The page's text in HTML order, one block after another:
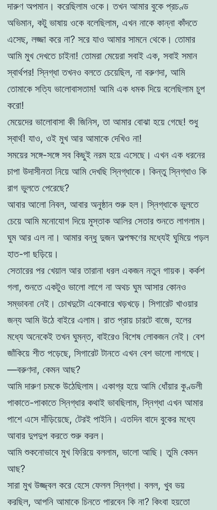
দারুণ অপমান। করেছিলাম ওকে। তখন আমার বুকে প্রচণ্ড
অভিমান, কটু ভাষায় ওকে বলেছিলাম, এখন নাকে কান্না কাঁদতে
এসেছ, লজ্জা করে না? সরে যাও আমার সামনে থেকে। তোমার
আমি মুখ দেখতে চাইনা! তোমরা মেয়েরা সবাই এক, সবাই সমান
স্বার্থপর! স্নিগ্ধা তখনও বলতে চেয়েছিল, না বরুণদা, আমি
তোমাকে সত্যি ভালোবাসতাম! আমি এক ধমক দিয়ে বলেছিলাম চুপ
করো!
মেয়েদের ভালোবাসা কী জিনিস, তা আমার বোঝা হয়ে গেছে! শুধু
স্বার্থ! যাও, ওই মুখ আর আমাকে দেখিও না!
সময়ের সঙ্গে-সঙ্গে সব কিছুই নরম হয়ে এসেছে। এখন এক ধরনের
চাপা উদাসীনতা নিয়ে আমি দেখছি স্নিগ্ধাকে। কিন্তু স্নিগ্ধাও কি
রাগ ভুলতে পেরেছে?
আবার আলো নিবল, আবার অনুষ্ঠান শুরু হল। স্নিগ্ধাকে ভুলতে
চেয়ে আমি মনোযোগ দিয়ে মুস্তাক আলির সেতার শুনতে লাগলাম।
ঘুম আর এল না। আমার বন্ধু দুজন অল্পক্ষণের মধ্যেই ঘুমিয়ে পড়ল
হাত-পা ছড়িয়ে।
সেতারের পর খেয়াল আর তারানা ধরল একজন নতুন গায়ক। কর্কশ
গলা, শুনতে একটুও ভালো লাগে না অথচ ঘুম আসার কোনও
সম্ভাবনা নেই। চোখদুটো একেবারে খড়খড়ে। সিগারেট খাওয়ার
জন্য আমি উঠে বাইরে এলাম। রাত প্রায় চারটে বাজে, হলের
মধ্যে অনেকেই তখন ঘুমন্ত, বাইরেও বিশেষ লোকজন নেই। বেশ
জাঁকিয়ে শীত পড়েছে, সিগারেট টানতে এখন বেশ ভালো লাগছে।
—বরুণদা, কেমন আছ?
আমি দারুণ চমকে উঠেছিলাম। একাগ্র হয়ে আমি ধোঁয়ার কুণ্ডলী
পাকাতে-পাকাতে স্নিগ্ধার কথাই ভাবছিলাম, স্নিগ্ধা এখন আমার
পাশে এসে দাঁড়িয়েছে, টেরই পাইনি। এতদিন বাদে বুকের মধ্যে
আবার দুপদুপ করতে শুরু করল।
আমি শুকনোভাবে মুখ ফিরিয়ে বললাম, ভালো আছি। তুমি কেমন
আছ?
সারা মুখ উজ্জ্বল করে হেসে ফেলল স্নিগ্ধা। বলল, খুব ভয়
করছিল, আপনি আমাকে চিনতে পারবেন কি না? কিংবা হয়তো